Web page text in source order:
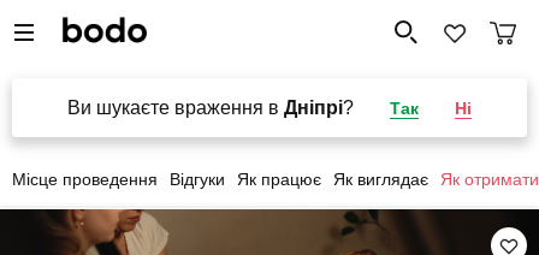
Ви шукаєте враження в Дніпрі? Так Ні
Місце проведення Відгуки Як працює Як виглядає Як отримати